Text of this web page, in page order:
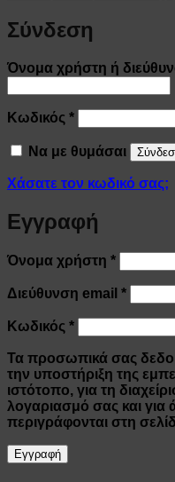
Σύνδεση
Όνομα χρήστη ή
Κωδικός *Απαιτείται
Να με θυμάσαι
Χάσατε τον κωδικό σας;
Εγγραφή
Όνομα χρήστη *
Διεύθυνση email *
Κωδικός *Απαιτείται
Τα προσωπικά σας
την υποστήριξη της
ιστότοπο, για τη
λογαριασμό σας και
περιγράφονται στη
Εγγραφή